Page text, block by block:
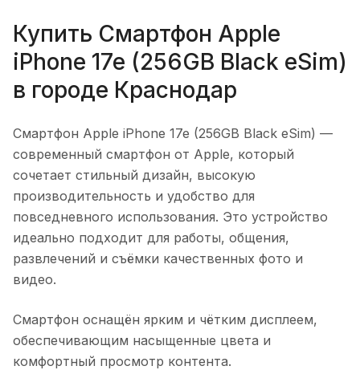
Купить Смартфон Apple
iPhone 17e (256GB Black eSim)
в городе Краснодар
Смартфон Apple iPhone 17e (256GB Black eSim) —
современный смартфон от Apple, который
сочетает стильный дизайн, высокую
производительность и удобство для
повседневного использования. Это устройство
идеально подходит для работы, общения,
развлечений и съёмки качественных фото и
видео.
Смартфон оснащён ярким и чётким дисплеем,
обеспечивающим насыщенные цвета и
комфортный просмотр контента.